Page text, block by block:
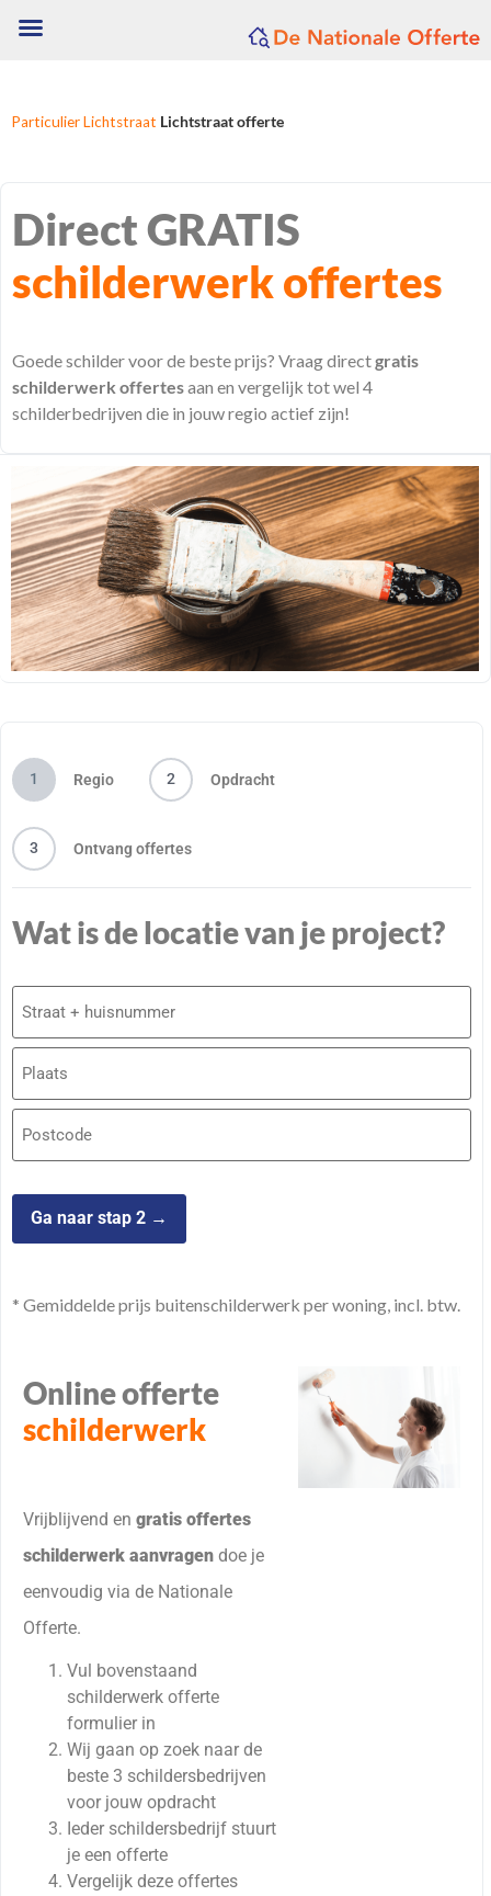
ParticulierLichtstraat Lichtstraat offerte
Direct GRATIS
schilderwerk offertes
Goede schilder voor de beste prijs? Vraag directgratis
schilderwerk offertesaan en vergelijk tot wel 4
schilderbedrijven die in jouw regio actief zijn!
1 Regio 2 Opdracht
3 Ontvang offertes
Wat is de locatie van je project?
* Gemiddelde prijs buitenschilderwerk per woning, incl. btw.
Online offerte
schilderwerk
Vrijblijvend en gratis offertes
schilderwerk aanvragen doe je
eenvoudig via de Nationale
Offerte.
Vul bovenstaand
schilderwerk offerte
formulier in
Wij gaan op zoek naar de
beste 3 schildersbedrijven
voor jouw opdracht
Ieder schildersbedrijf stuurt
je een offerte
Vergelijk deze offertes